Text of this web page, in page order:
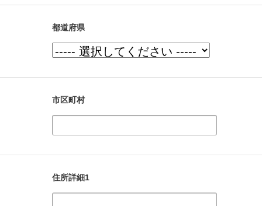
都道府県
市区町村
住所詳細1